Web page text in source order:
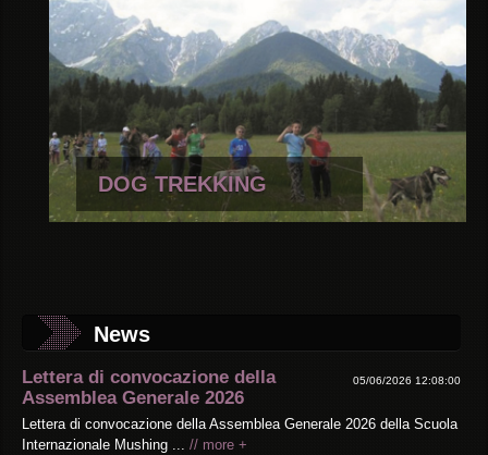
DOG TREKKING
News
05/06/2026 12:08:00
Lettera di convocazione della
Assemblea Generale 2026
Lettera di convocazione della Assemblea Generale 2026 della Scuola
Internazionale Mushing ... // more +